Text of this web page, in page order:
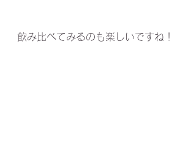
飲み比べてみるのも楽しいですね！